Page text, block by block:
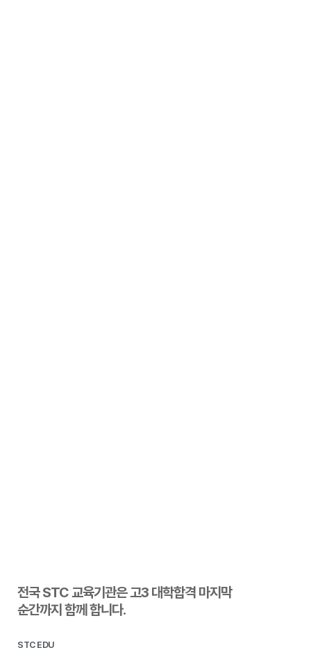
전국 STC 교육기관은 고3 대학합격 마지막
순간까지 함께 합니다.
STC EDU